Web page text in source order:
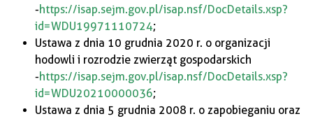
-https://isap.sejm.gov.pl/isap.nsf/DocDetails.xsp?
id=WDU19971110724;
Ustawa z dnia 10 grudnia 2020 r. o organizacji
hodowli i rozrodzie zwierząt gospodarskich
-https://isap.sejm.gov.pl/isap.nsf/DocDetails.xsp?
id=WDU20210000036;
Ustawa z dnia 5 grudnia 2008 r. o zapobieganiu oraz